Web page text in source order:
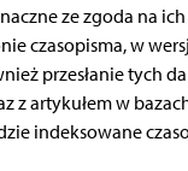
ze zgoda na
czasopisma, w
przesłanie tych
z artykułem w
indeksowane